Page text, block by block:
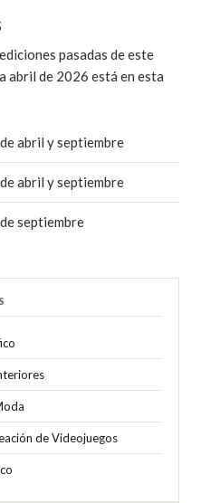
pasadas de este
abril de 2026 está en esta
abril y septiembre
abril y septiembre
septiembre
de Videojuegos